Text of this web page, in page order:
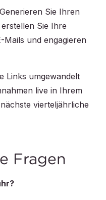
Generieren Sie Ihren
Sie Ihre
Mails und engagieren
Links umgewandelt
live in Ihrem
vierteljährliche
Fragen